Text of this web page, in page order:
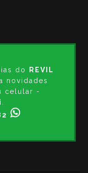
do
REVIL
novidades
celular -
.